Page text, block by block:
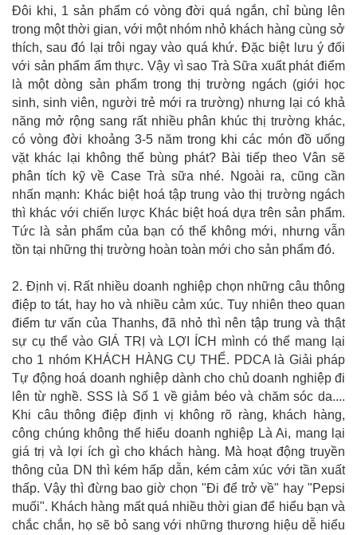
Đôi khi, 1 sản phẩm có vòng đời quá ngắn, chỉ bùng lên
trong một thời gian, với một nhóm nhỏ khách hàng cùng sở
thích, sau đó lại trôi ngay vào quá khứ. Đặc biệt lưu ý đối
với sản phẩm ẩm thực. Vậy vì sao Trà Sữa xuất phát điểm
là một dòng sản phẩm trong thị trường ngách (giới học
sinh, sinh viên, người trẻ mới ra trường) nhưng lại có khả
năng mở rộng sang rất nhiều phân khúc thị trường khác,
có vòng đời khoảng 3-5 năm trong khi các món đồ uống
vặt khác lại không thể bùng phát? Bài tiếp theo Vân sẽ
phân tích kỹ về Case Trà sữa nhé. Ngoài ra, cũng cần
nhấn mạnh: Khác biệt hoá tập trung vào thị trường ngách
thì khác với chiến lược Khác biệt hoá dựa trên sản phẩm.
Tức là sản phẩm của bạn có thể không mới, nhưng vẫn
tồn tại những thị trường hoàn toàn mới cho sản phẩm đó.
2. Định vị. Rất nhiều doanh nghiệp chọn những câu thông
điệp to tát, hay ho và nhiều cảm xúc. Tuy nhiên theo quan
điểm tư vấn của Thanhs, đã nhỏ thì nên tập trung và thật
sự cụ thể vào GIÁ TRỊ và LỢI ÍCH mình có thể mang lại
cho 1 nhóm KHÁCH HÀNG CỤ THỂ. PDCA là Giải pháp
Tự động hoá doanh nghiệp dành cho chủ doanh nghiệp đi
lên từ nghề. SSS là Số 1 về giảm béo và chăm sóc da....
Khi câu thông điệp định vị không rõ ràng, khách hàng,
công chúng không thể hiểu doanh nghiệp Là Ai, mang lại
giá trị và lợi ích gì cho khách hàng. Mà hoạt động truyền
thông của DN thì kém hấp dẫn, kém cảm xúc với tần xuất
thấp. Vậy thì đừng bao giờ chọn "Đi để trở về" hay "Pepsi
muối". Khách hàng mất quá nhiều thời gian để hiểu bạn và
chắc chắn, họ sẽ bỏ sang với những thương hiệu dễ hiểu